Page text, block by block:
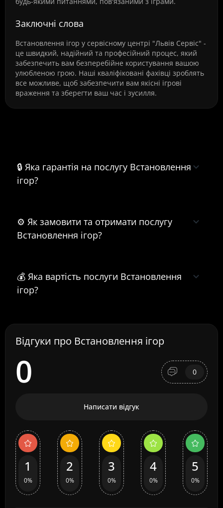
Заключні слова
Встановлення ігор у сервісному центрі "Львів Сервіс" -
це швидкий, надійний та професійний процес, який
забезпечить вам безперебійне користування вашою
улюбленою грою. Наші кваліфіковані фахівці зроблять
все можливе, щоб забезпечити вам якісні ігрові
враження та зберегти ваш час і зусилля.
🔒 Яка гарантія на послугу Встановлення
ігор?
⚙️ Як замовити та отримати послугу
Встановлення ігор?
💰 Яка вартість послуги Встановлення
ігор?
Відгуки про Встановлення ігор
0 0
Написати відгук
1
0%
2
0%
3
0%
4
0%
5
0%